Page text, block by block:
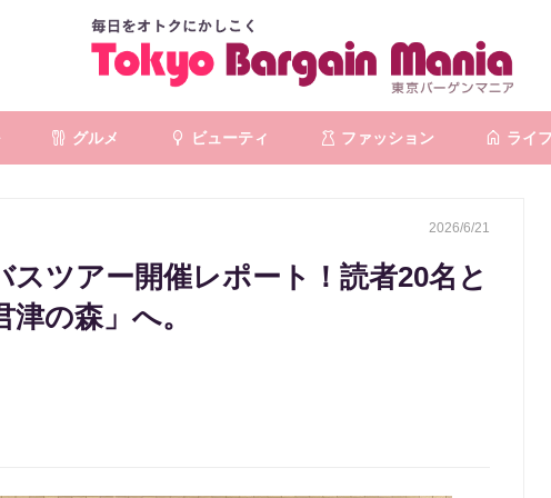
グルメ ビューティ ファッション ライフ
2026/6/21
スツアー開催レポート！読者20名と
津の森」へ。